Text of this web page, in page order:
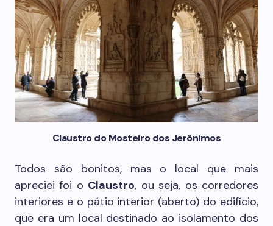
Claustro do Mosteiro dos Jerônimos
Todos são bonitos, mas o local que mais
apreciei foi o Claustro, ou seja, os corredores
interiores e o pátio interior (aberto) do edifício,
que era um local destinado ao isolamento dos